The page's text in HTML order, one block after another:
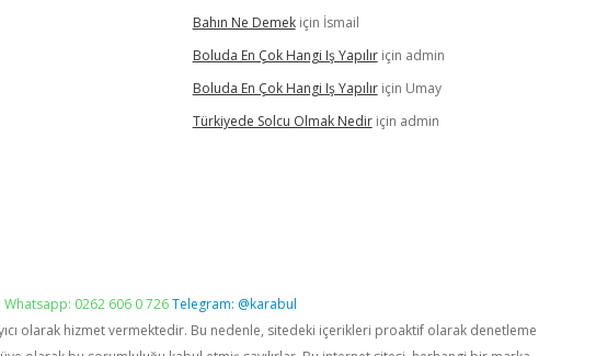
Bahın Ne Demekiçin İsmail
Boluda En Çok Hangi Iş Yapılıriçin admin
Boluda En Çok Hangi Iş Yapılıriçin Umay
Türkiyede Solcu Olmak Nediriçin admin
Whatsapp: 0262 606 0 726Telegram: @karabul
olarak hizmet vermektedir. Bu nedenle, sitedeki içerikleri proaktif olarak denetleme